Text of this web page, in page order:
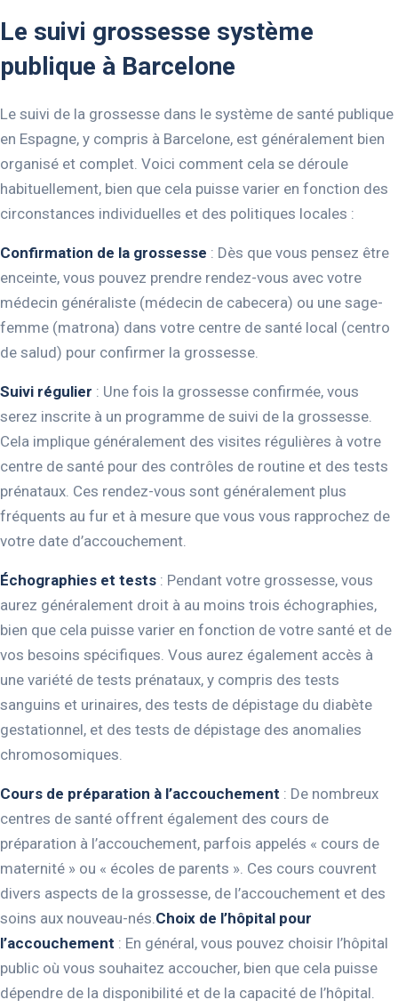
Le suivi grossesse système
publique à Barcelone
Le suivi de la grossesse dans le système de santé publique
en Espagne, y compris à Barcelone, est généralement bien
organisé et complet. Voici comment cela se déroule
habituellement, bien que cela puisse varier en fonction des
circonstances individuelles et des politiques locales :
Confirmation de la grossesse : Dès que vous pensez être
enceinte, vous pouvez prendre rendez-vous avec votre
médecin généraliste (médecin de cabecera) ou une sage-
femme (matrona) dans votre centre de santé local (centro
de salud) pour confirmer la grossesse.
Suivi régulier : Une fois la grossesse confirmée, vous
serez inscrite à un programme de suivi de la grossesse.
Cela implique généralement des visites régulières à votre
centre de santé pour des contrôles de routine et des tests
prénataux. Ces rendez-vous sont généralement plus
fréquents au fur et à mesure que vous vous rapprochez de
votre date d’accouchement.
Échographies et tests : Pendant votre grossesse, vous
aurez généralement droit à au moins trois échographies,
bien que cela puisse varier en fonction de votre santé et de
vos besoins spécifiques. Vous aurez également accès à
une variété de tests prénataux, y compris des tests
sanguins et urinaires, des tests de dépistage du diabète
gestationnel, et des tests de dépistage des anomalies
chromosomiques.
Cours de préparation à l’accouchement : De nombreux
centres de santé offrent également des cours de
préparation à l’accouchement, parfois appelés « cours de
maternité » ou « écoles de parents ». Ces cours couvrent
divers aspects de la grossesse, de l’accouchement et des
soins aux nouveau-nés. Choix de l’hôpital pour
l’accouchement : En général, vous pouvez choisir l’hôpital
public où vous souhaitez accoucher, bien que cela puisse
dépendre de la disponibilité et de la capacité de l’hôpital.